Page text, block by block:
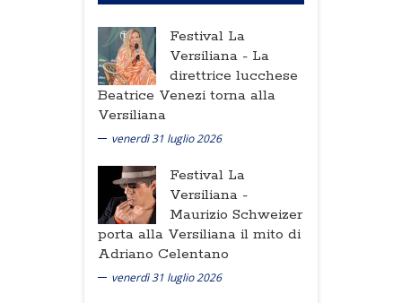
Festival La
Versiliana - La
direttrice lucchese
Beatrice Venezi torna alla
Versiliana
venerdì 31 luglio 2026
Festival La
Versiliana -
Maurizio Schweizer
porta alla Versiliana il mito di
Adriano Celentano
venerdì 31 luglio 2026